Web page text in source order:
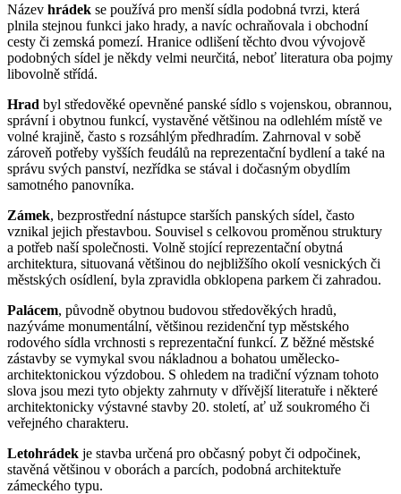
Název hrádek se používá pro menší sídla podobná tvrzi, která
plnila stejnou funkci jako hrady, a navíc ochraňovala i obchodní
cesty či zemská pomezí. Hranice odlišení těchto dvou vývojově
podobných sídel je někdy velmi neurčitá, neboť literatura oba pojmy
libovolně střídá.
Hrad byl středověké opevněné panské sídlo s vojenskou, obrannou,
správní i obytnou funkcí, vystavěné většinou na odlehlém místě ve
volné krajině, často s rozsáhlým předhradím. Zahrnoval v sobě
zároveň potřeby vyšších feudálů na reprezentační bydlení a také na
správu svých panství, nezřídka se stával i dočasným obydlím
samotného panovníka.
Zámek, bezprostřední nástupce starších panských sídel, často
vznikal jejich přestavbou. Souvisel s celkovou proměnou struktury
a potřeb naší společnosti. Volně stojící reprezentační obytná
architektura, situovaná většinou do nejbližšího okolí vesnických či
městských osídlení, byla zpravidla obklopena parkem či zahradou.
Palácem, původně obytnou budovou středověkých hradů,
nazýváme monumentální, většinou rezidenční typ městského
rodového sídla vrchnosti s reprezentační funkcí. Z běžné městské
zástavby se vymykal svou nákladnou a bohatou umělecko-
architektonickou výzdobou. S ohledem na tradiční význam tohoto
slova jsou mezi tyto objekty zahrnuty v dřívější literatuře i některé
architektonicky výstavné stavby 20. století, ať už soukromého či
veřejného charakteru.
Letohrádek je stavba určená pro občasný pobyt či odpočinek,
stavěná většinou v oborách a parcích, podobná architektuře
zámeckého typu.